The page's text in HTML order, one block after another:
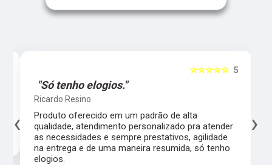
5
☆☆☆☆☆
"Só tenho elogios."
Ricardo Resino
Produto oferecido em um padrão de alta
qualidade, atendimento personalizado pra atender
as necessidades e sempre prestativos, agilidade
na entrega e de uma maneira resumida, só tenho
elogios.
‹ ›